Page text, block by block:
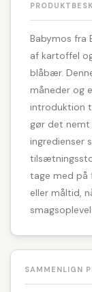
Babymos fra
af kartoffel
blåbær.
måneder og
introduktion
gør det nemt
ingredienser
tage med på
eller måltid,
SAMMENLIGN